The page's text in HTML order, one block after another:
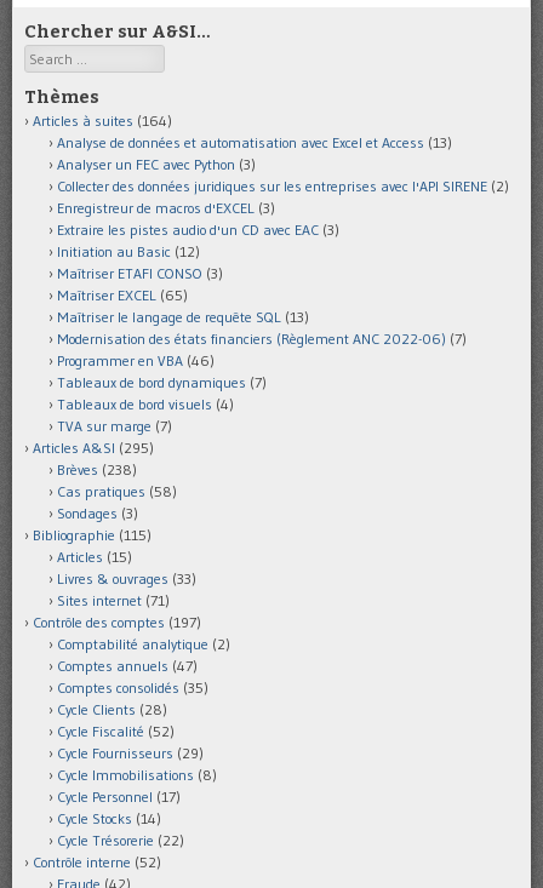
Chercher sur A&SI…
Search
Thèmes
Articles à suites (164)
Analyse de données et automatisation avec Excel et Access (13)
Analyser un FEC avec Python (3)
Collecter des données juridiques sur les entreprises avec l'API SIRENE (2)
Enregistreur de macros d'EXCEL (3)
Extraire les pistes audio d'un CD avec EAC (3)
Initiation au Basic (12)
Maîtriser ETAFI CONSO (3)
Maîtriser EXCEL (65)
Maîtriser le langage de requête SQL (13)
Modernisation des états financiers (Règlement ANC 2022-06) (7)
Programmer en VBA (46)
Tableaux de bord dynamiques (7)
Tableaux de bord visuels (4)
TVA sur marge (7)
Articles A&SI (295)
Brèves (238)
Cas pratiques (58)
Sondages (3)
Bibliographie (115)
Articles (15)
Livres & ouvrages (33)
Sites internet (71)
Contrôle des comptes (197)
Comptabilité analytique (2)
Comptes annuels (47)
Comptes consolidés (35)
Cycle Clients (28)
Cycle Fiscalité (52)
Cycle Fournisseurs (29)
Cycle Immobilisations (8)
Cycle Personnel (17)
Cycle Stocks (14)
Cycle Trésorerie (22)
Contrôle interne (52)
Fraude (42)